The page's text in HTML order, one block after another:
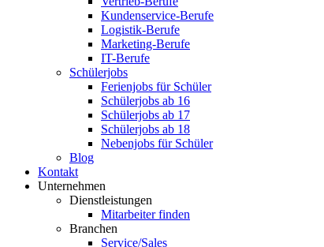
Kundenservice-Berufe
Logistik-Berufe
Marketing-Berufe
IT-Berufe
Schülerjobs
Ferienjobs für Schüler
Schülerjobs ab 16
Schülerjobs ab 17
Schülerjobs ab 18
Nebenjobs für Schüler
Blog
Kontakt
Unternehmen
Dienstleistungen
Mitarbeiter finden
Branchen
Service/Sales